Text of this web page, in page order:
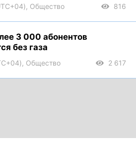
Общество 816
3 000 абонентов
без газа
Общество 2 617